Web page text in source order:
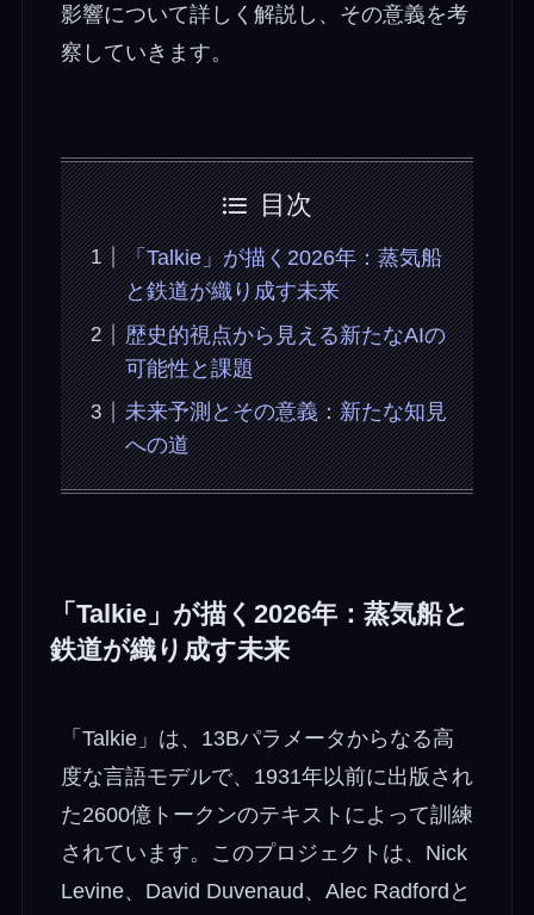
影響について詳しく解説し、その意義を考
察していきます。
目次
「Talkie」が描く2026年：蒸気船
と鉄道が織り成す未来
歴史的視点から見える新たなAIの
可能性と課題
未来予測とその意義：新たな知見
への道
「Talkie」が描く2026年：蒸気船と
鉄道が織り成す未来
「Talkie」は、13Bパラメータからなる高
度な言語モデルで、1931年以前に出版され
た2600億トークンのテキストによって訓練
されています。このプロジェクトは、Nick
Levine、David Duvenaud、Alec Radfordと